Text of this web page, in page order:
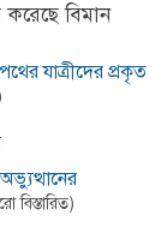
বিমান
যাত্রীদের প্রকৃত
বিস্তারিত)